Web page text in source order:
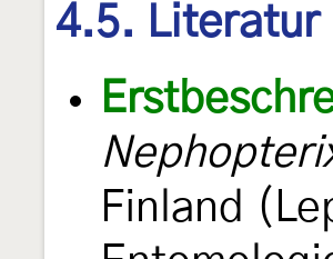
4.5. Literatur
Finland